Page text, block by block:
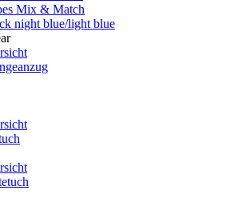
Mix & Match
night blue/light blue